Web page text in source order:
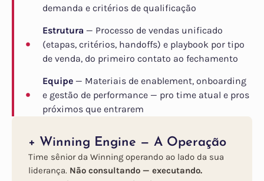
demanda e critérios de qualificação
Estrutura — Processo de vendas unificado
(etapas, critérios, handoffs) e playbook por tipo
de venda, do primeiro contato ao fechamento
Equipe— Materiais de enablement, onboarding
e gestão de performance — pro time atual e pros
próximos que entrarem
+ Winning Engine — A Operação
Time sênior da Winning operando ao lado da sua
liderança. Não consultando — executando.